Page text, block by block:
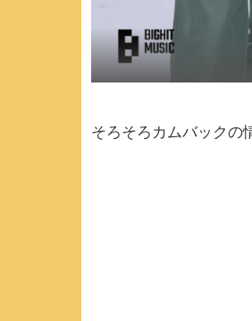
そろそろカムバックの